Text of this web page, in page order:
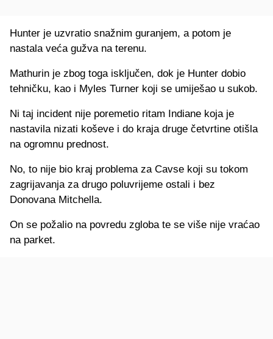
Hunter je uzvratio snažnim guranjem, a potom je
nastala veća gužva na terenu.
Mathurin je zbog toga isključen, dok je Hunter dobio
tehničku, kao i Myles Turner koji se umiješao u sukob.
Ni taj incident nije poremetio ritam Indiane koja je
nastavila nizati koševe i do kraja druge četvrtine otišla
na ogromnu prednost.
No, to nije bio kraj problema za Cavse koji su tokom
zagrijavanja za drugo poluvrijeme ostali i bez
Donovana Mitchella.
On se požalio na povredu zgloba te se više nije vraćao
na parket.